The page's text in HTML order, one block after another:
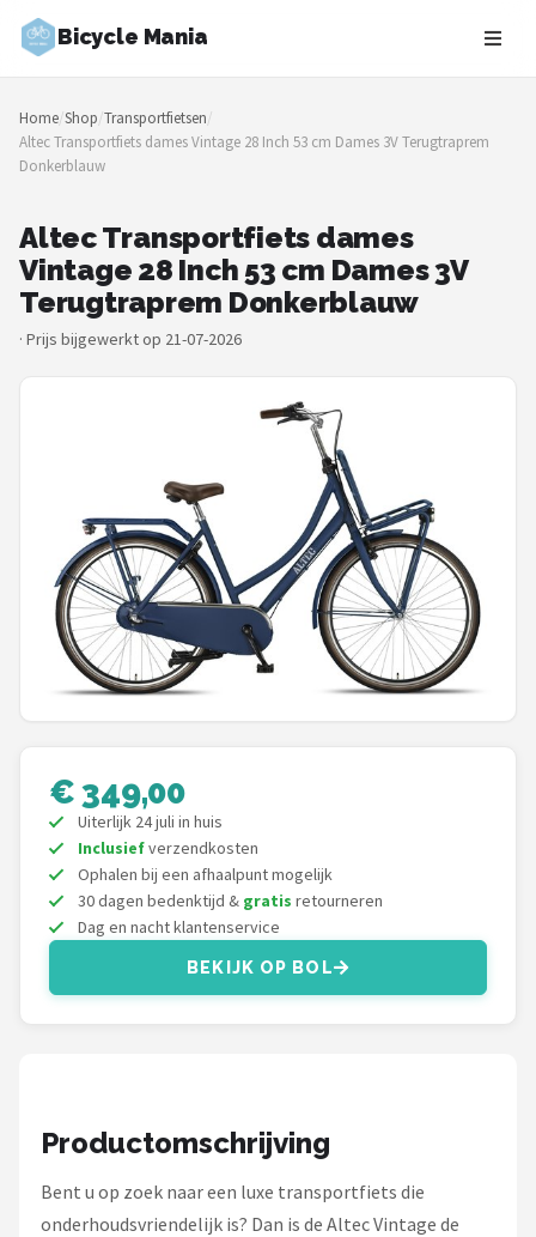
Bicycle Mania
Zoeken
NAVIGATIE
Shop
Merken
Blog
Fietsroutes
Elektrische fietsen
Mountainbikes
Shop
POPULAIRE MERKEN
Basil
Volare
ABUS
AXA
BBB Cycling
Voltano
Shimano
Home/Shop/Transportfietsen/
Altec Transportfiets dames Vintage 28 Inch 53 cm Dames 3V Terugtraprem
Donkerblauw
Altec Transportfiets dames
Vintage 28 Inch 53 cm Dames 3V
Terugtraprem Donkerblauw
· Prijs bijgewerkt op 21-07-2026
€ 349,00
Uiterlijk 24 juli in huis
Inclusiefverzendkosten
Ophalen bij een afhaalpunt mogelijk
30 dagen bedenktijd & gratis retourneren
Dag en nacht klantenservice
BEKIJK OP BOL
Productomschrijving
Bent u op zoek naar een luxe transportfiets die
onderhoudsvriendelijk is? Dan is de Altec Vintage de